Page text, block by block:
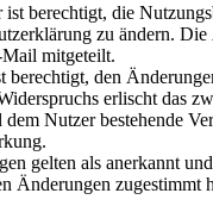
ist berechtigt, die
zu ändern.
mitgeteilt.
berechtigt, den
erlischt das
Nutzer bestehende
gelten als anerkannt
Änderungen zugestimmt